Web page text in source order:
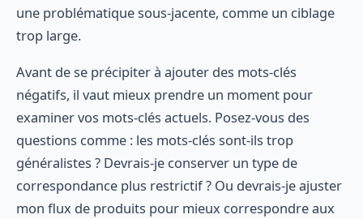
une problématique sous-jacente, comme un ciblage
trop large.
Avant de se précipiter à ajouter des mots-clés
négatifs, il vaut mieux prendre un moment pour
examiner vos mots-clés actuels. Posez-vous des
questions comme : les mots-clés sont-ils trop
généralistes ? Devrais-je conserver un type de
correspondance plus restrictif ? Ou devrais-je ajuster
mon flux de produits pour mieux correspondre aux